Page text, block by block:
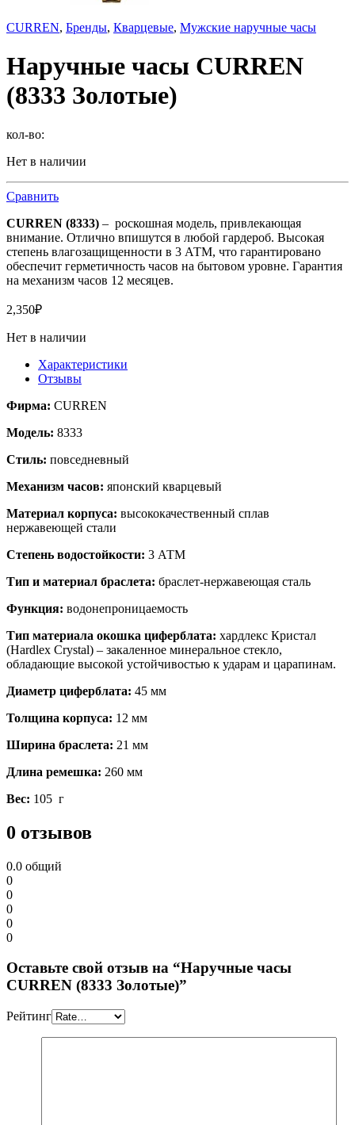
CURREN, Бренды, Кварцевые, Мужские наручные часы
Наручные часы CURREN
(8333 Золотые)
кол-во:
Нет в наличии
Сравнить
CURREN (8333) – роскошная модель, привлекающая
внимание. Отлично впишутся в любой гардероб. Высокая
степень влагозащищенности в 3 АТМ, что гарантировано
обеспечит герметичность часов на бытовом уровне. Гарантия
на механизм часов 12 месяцев.
2,350₽
Нет в наличии
Характеристики
Отзывы
Фирма: CURREN
Модель: 8333
Стиль: повседневный
Механизм часов: японский кварцевый
Материал корпуса: высококачественный сплав
нержавеющей стали
Степень водостойкости: 3 АТМ
Тип и материал браслета: браслет-нержавеющая сталь
Функция: водонепроницаемость
Тип материала окошка циферблата: хардлекс Кристал
(Hardlex Crystal) – закаленное минеральное стекло,
обладающие высокой устойчивостью к ударам и царапинам.
Диаметр циферблата: 45 мм
Толщина корпуса: 12 мм
Ширина браслета: 21 мм
Длина ремешка: 260 мм
Вес: 105 г
0 отзывов
0.0 общий
0
0
0
0
0
Оставьте свой отзыв на “Наручные часы
CURREN (8333 Золотые)”
Рейтинг